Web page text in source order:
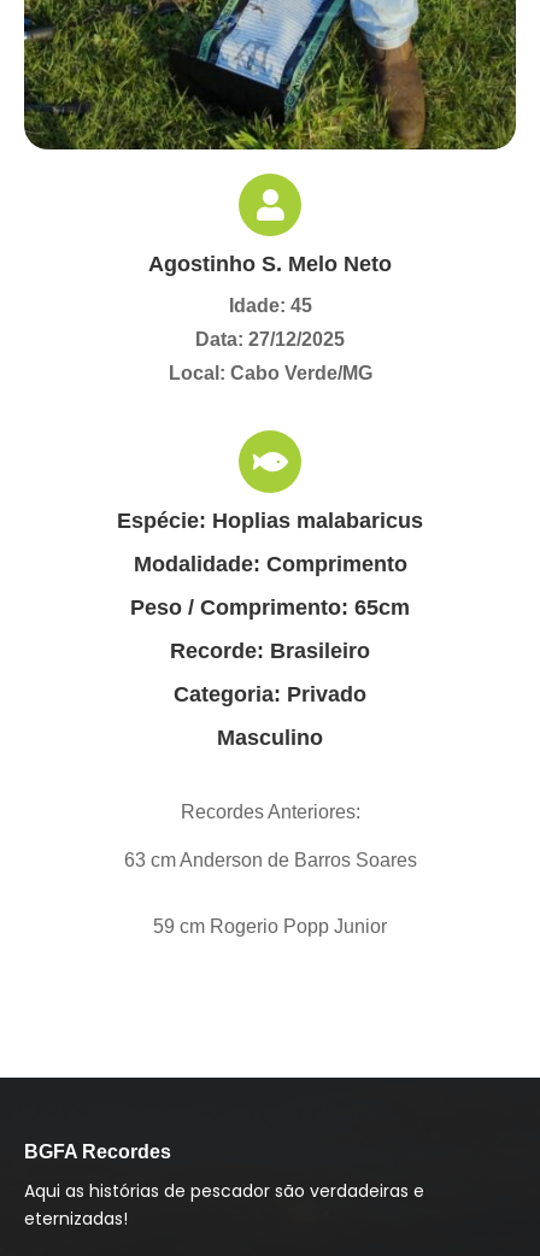
Agostinho S. Melo Neto
Idade: 45
Data: 27/12/2025
Local: Cabo Verde/MG
Espécie: Hoplias malabaricus
Modalidade: Comprimento
Peso / Comprimento: 65cm
Recorde: Brasileiro
Categoria: Privado
Masculino
Recordes Anteriores:
63 cm Anderson de Barros Soares
59 cm Rogerio Popp Junior
BGFA Recordes
Aqui as histórias de pescador são verdadeiras e
eternizadas!